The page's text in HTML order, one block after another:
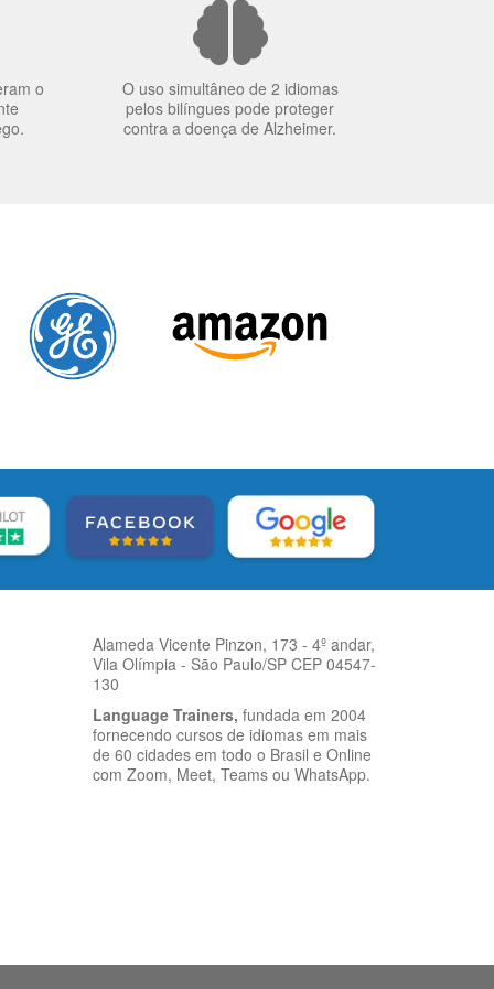
o
O uso simultâneo de 2 idiomas
pelos bilíngues pode proteger
contra a doença de Alzheimer.
Alameda Vicente Pinzon, 173 - 4º andar,
Vila Olímpia - São Paulo/SP CEP 04547-
130
Language Trainers, fundada em 2004
fornecendo cursos de idiomas em mais
de 60 cidades em todo o Brasil e Online
com Zoom, Meet, Teams ou WhatsApp.